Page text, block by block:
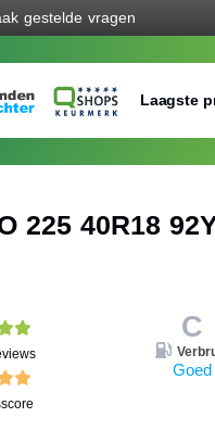
gestelde vragen
Laagste
225 40R18
C
Goed